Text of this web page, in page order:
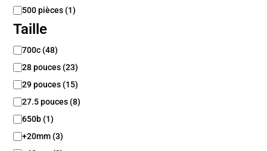
é 500 pièces (1)
Taille
T
i
l
l
e
700c (48)
28 pouces (23)
29 pouces (15)
27.5 pouces (8)
650b (1)
+20mm (3)